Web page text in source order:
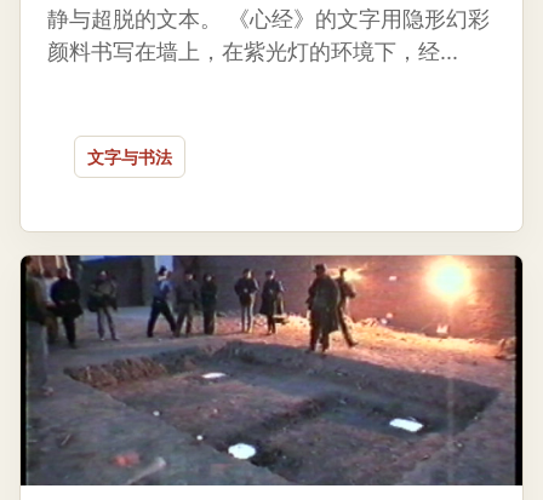
静与超脱的文本。 《心经》的文字用隐形幻彩
颜料书写在墙上，在紫光灯的环境下，经...
文字与书法